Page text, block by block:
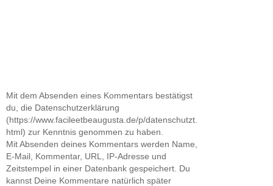
Mit dem Absenden eines Kommentars bestätigst
du, die Datenschutzerklärung
(https://www.facileetbeaugusta.de/p/datenschutzt.
html) zur Kenntnis genommen zu haben.
Mit Absenden deines Kommentars werden Name,
E-Mail, Kommentar, URL, IP-Adresse und
Zeitstempel in einer Datenbank gespeichert. Du
kannst Deine Kommentare natürlich später